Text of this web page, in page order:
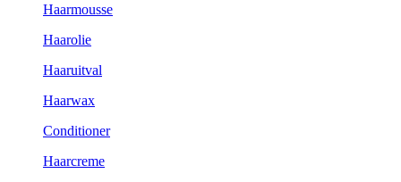
Haarmousse
Haarolie
Haaruitval
Haarwax
Conditioner
Haarcreme